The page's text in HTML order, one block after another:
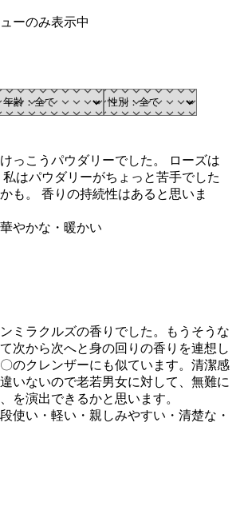
ーのみ表示中
っこうパウダリーでした。 ローズは
はパウダリーがちょっと苦手でした
も。 香りの持続性はあると思いま
やかな・暖かい
ミラクルズの香りでした。もうそうな
次から次へと身の回りの香りを連想し
のクレンザーにも似ています。清潔感
いないので老若男女に対して、無難に
を演出できるかと思います。
使い・軽い・親しみやすい・清楚な・